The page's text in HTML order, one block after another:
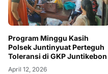
Program Minggu Kasih
Polsek Juntinyuat Perteguh
Toleransi di GKP Juntikebon
April 12, 2026